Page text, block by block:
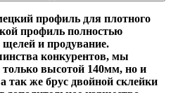
профиль для плотного
профиль полностью
и продувание.
конкурентов, мы
высотой 140мм, но и
так же брус двойной склейки